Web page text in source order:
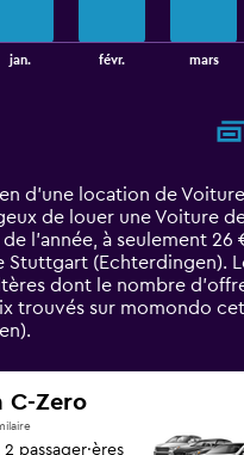
jan. févr. mars
d’une location de
de louer une Voiture
l’année, à seulement
Stuttgart (Echterdingen).
dont le nombre
trouvés sur momondo
C-Zero
2 passager·ères